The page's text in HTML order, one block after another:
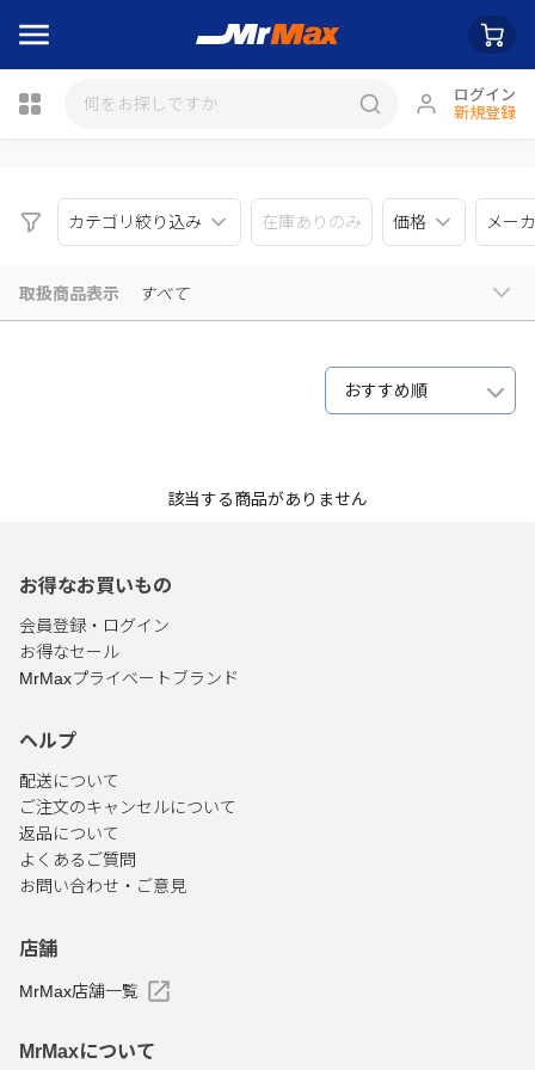
ログイン
新規登録
カテゴリ絞り込み 在庫ありのみ 価格 メー
取扱商品表示 すべて
おすすめ順
該当する商品がありません
お得なお買いもの
会員登録・ログイン
お得なセール
MrMaxプライベートブランド
ヘルプ
配送について
ご注文のキャンセルについて
返品について
よくあるご質問
お問い合わせ・ご意見
店舗
MrMax店舗一覧
MrMaxについて